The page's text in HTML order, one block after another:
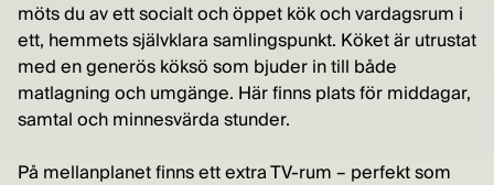
möts du av ett socialt och öppet kök och vardagsrum i
ett, hemmets självklara samlingspunkt. Köket är utrustat
med en generös köksö som bjuder in till både
matlagning och umgänge. Här finns plats för middagar,
samtal och minnesvärda stunder.
På mellanplanet finns ett extra TV-rum – perfekt som